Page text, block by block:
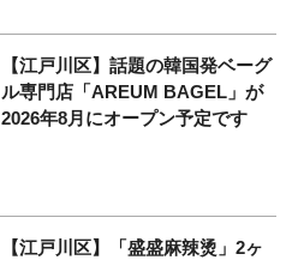
【江戸川区】話題の韓国発ベーグ
ル専門店「AREUM BAGEL」が
2026年8月にオープン予定です
【江戸川区】「盛盛麻辣烫」2ヶ